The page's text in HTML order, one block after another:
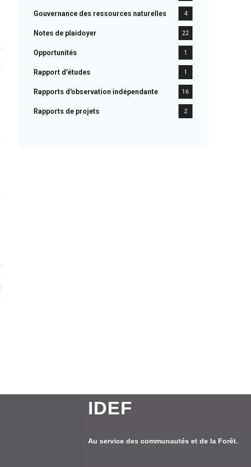
Gouvernance des ressources naturelles 4
Notes de plaidoyer 22
Opportunités 1
Rapport d'études 1
Rapports d'observation indépendante 16
Rapports de projets 2
IDEF
Au service des communautés et de la Forêt.